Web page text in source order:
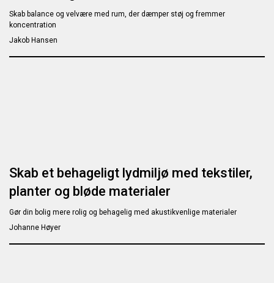
Skab balance og velvære med rum, der dæmper støj og fremmer
koncentration
Jakob Hansen
Skab et behageligt lydmiljø med tekstiler,
planter og bløde materialer
Gør din bolig mere rolig og behagelig med akustikvenlige materialer
Johanne Høyer